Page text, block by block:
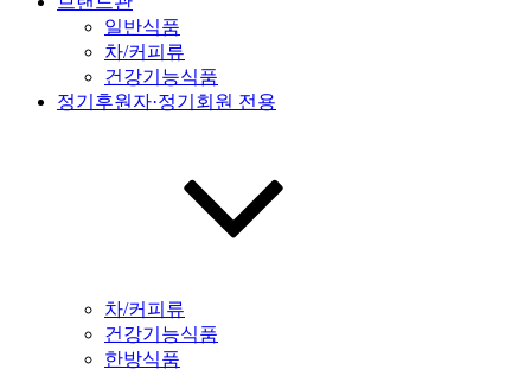
일반식품
차/커피류
건강기능식품
정기후원자·정기회원 전용
차/커피류
건강기능식품
한방식품